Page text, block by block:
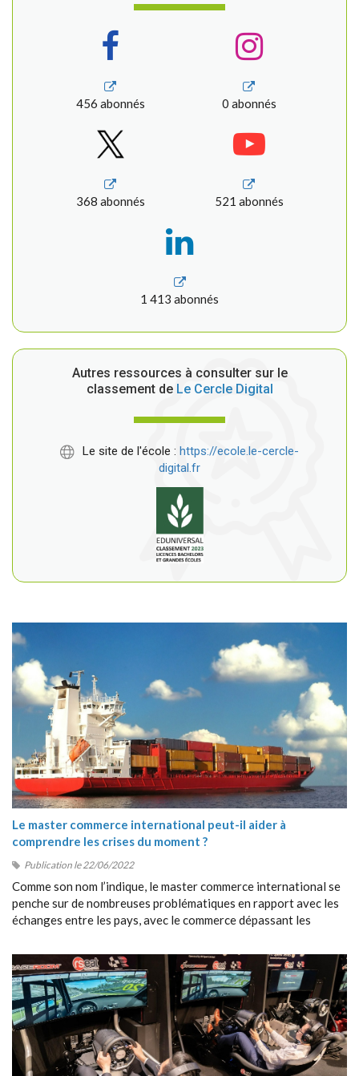
456 abonnés 0 abonnés
368 abonnés 521 abonnés
1 413 abonnés
Autres ressources à consulter sur le
classement deLe Cercle Digital
Le site de l'école : https://ecole.le-cercle-
digital.fr
Le master commerce international peut-il aider à
comprendre les crises du moment ?
Publication le 22/06/2022
Comme son nom l’indique, le master commerce international se
penche sur de nombreuses problématiques en rapport avec les
échanges entre les pays, avec le commerce dépassant les